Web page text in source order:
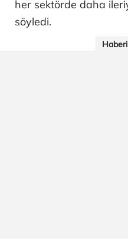
her sektörde daha
söyledi.